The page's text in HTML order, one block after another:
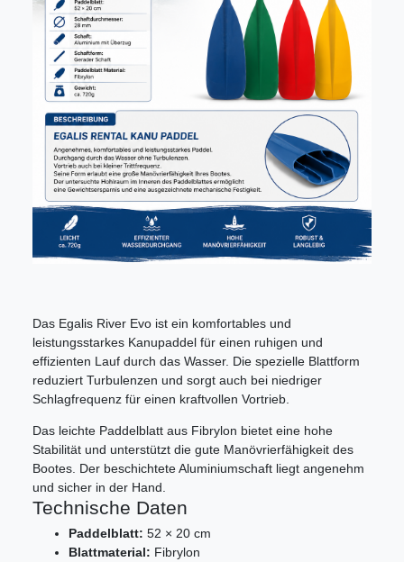
Das Egalis River Evo ist ein komfortables und
leistungsstarkes Kanupaddel für einen ruhigen und
effizienten Lauf durch das Wasser. Die spezielle Blattform
reduziert Turbulenzen und sorgt auch bei niedriger
Schlagfrequenz für einen kraftvollen Vortrieb.
Das leichte Paddelblatt aus Fibrylon bietet eine hohe
Stabilität und unterstützt die gute Manövrierfähigkeit des
Bootes. Der beschichtete Aluminiumschaft liegt angenehm
und sicher in der Hand.
Technische Daten
Paddelblatt: 52 × 20 cm
Blattmaterial: Fibrylon